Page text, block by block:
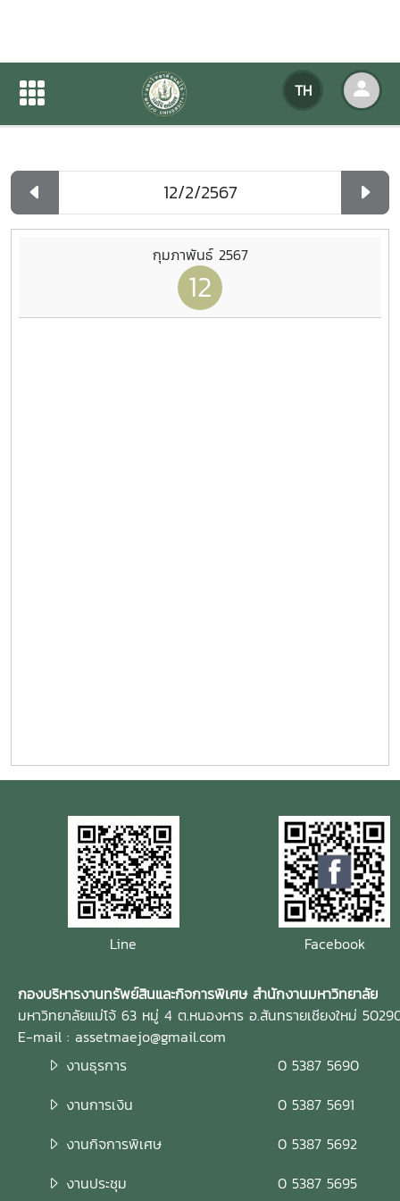
TH
ปฏิทินกิจกรรมของหน่วยงาน
ปฏิทินกิจกรรมของหน่วยงาน
กุมภาพันธ์ 2567
12
Line Facebook
กองบริหารงานทรัพย์สินและกิจการพิเศษ สำนักงานมหาวิทยาลัย
มหาวิทยาลัยแม่โจ้ 63 หมู่ 4 ต.หนองหาร อ.สันทรายเชียงใหม่
E-mail : assetmaejo@gmail.com
งานธุรการ
0 5387 5690
งานการเงิน
0 5387 5691
งานกิจการพิเศษ
0 5387 5692
งานประชุม
0 5387 5695